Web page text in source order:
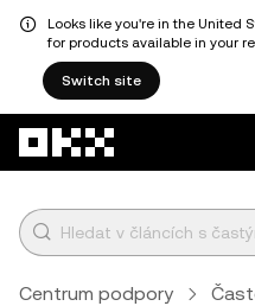
Looks like you're in the United
for products available in your
Switch site
Centrum podpory